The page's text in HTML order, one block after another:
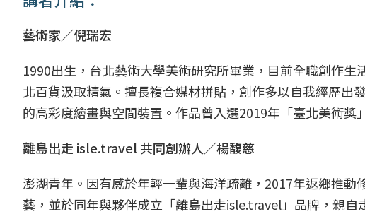
藝術家／倪瑞宏
1990出生，台北藝術大學美術研究所畢業，目前全職創作
北百貨汲取精氣。擅長複合媒材拼貼，創作多以自我經歷出
的高彩度繪畫與空間裝置。作品曾入選2019年「臺北美術
離島出走 isle.travel 共同創辦人／楊馥慈
澎湖青年。因有感於年輕一輩與海洋疏離，2017年返鄉推
藝，並於同年與夥伴成立「離島出走isle.travel」品牌，親